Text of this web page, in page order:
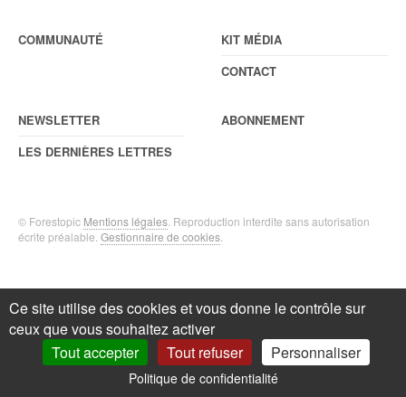
COMMUNAUTÉ
KIT MÉDIA
CONTACT
NEWSLETTER
LES DERNIÈRES LETTRES
ABONNEMENT
© Forestopic Mentions légales . Reproduction interdite sans autorisation
écrite préalable. Gestionnaire de cookies
Ce site utilise des cookies et vous donne le contrôle sur
ceux que vous souhaitez activer
Tout accepter
Tout refuser Personnaliser
Politique de confidentialité